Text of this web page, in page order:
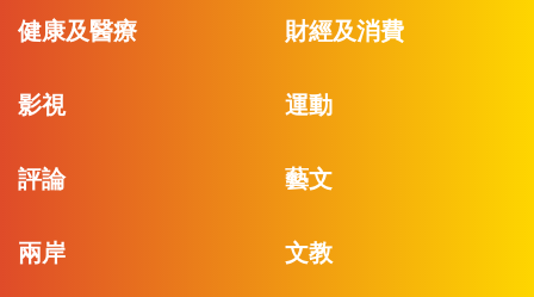
健康及醫療 財經及消費
影視 運動
評論 藝文
兩岸 文教